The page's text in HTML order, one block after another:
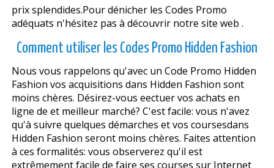
prix splendides.Pour dénicher les Codes Promo
adéquats n'hésitez pas à découvrir notre site web .
Comment utiliser les Codes Promo Hidden Fashion
Nous vous rappelons qu'avec un Code Promo Hidden
Fashion vos acquisitions dans Hidden Fashion sont
moins chères. Désirez-vous effectuer vos achats en
ligne de et meilleur marché? C'est facile: vous n'avez
qu'à suivre quelques démarches et vos coursesdans
Hidden Fashion seront moins chères. Faites attention
à ces formalités: vous observerez qu'il est
extrêmement facile de faire ses courses sur Internet